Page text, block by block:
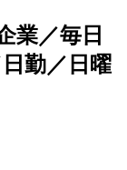
業／毎日
勤／日曜